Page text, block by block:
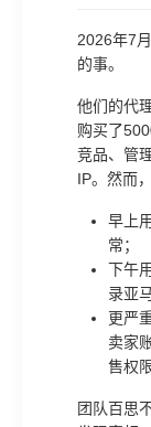
2026年7
的事。
他们的代
购买了
竞品、管
IP。然而
早上
常；
下午
录亚
更严
卖家
售权限
团队百思